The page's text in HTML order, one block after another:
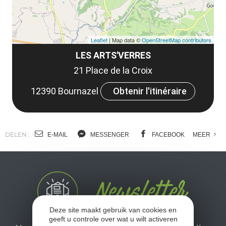
LES ARTS'VERRES
21 Place de la Croix
12390 Bournazel
Obtenir l'itinéraire
Leaflet | Map data ©OpenStreetMap contributors
DELEN : E-MAIL MESSENGER FACEBOOK MEER
Deze site maakt gebruik van cookies en
geeft u controle over wat u wilt activeren